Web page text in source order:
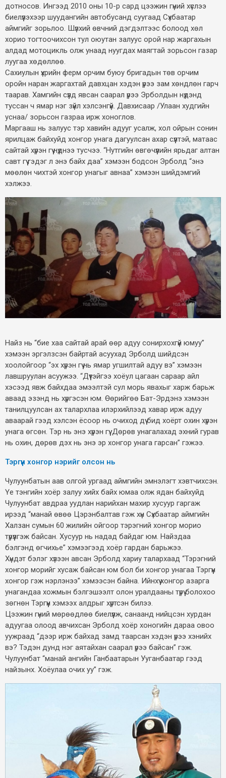
дотносов. Ингээд 2010 оны 10-р сард цээжин гүний хүслээ
биелүүлэхээр шуудангийн автобусанд суугаад Сүхбаатар
аймгийг зорьлоо. Шүлхий өвчний дэгдэлтээс болоод хөл
хорио тогтоочихсон тул оюутан залуус орой нар жаргахын
алдад мотоцикль олж унаад нуугдах маягтай зорьсон газар
луугаа хөдөллөө.
Сахиулын үхрийн ферм орчим буюу бригадын төв орчим
оройн наран жаргахтай давхцан хэдэн үрээ зам хөндлөн гарч
таарав. Хамгийн сүүлд явсан саарал үрээ Эрболдын нүдэнд
туссан ч ямар нэг зүйл хэлсэнгүй. Давхисаар /Улаан худгийн
уснаа/ зорьсон газраа ирж хоноглов.
Маргааш нь залуус тэр хавийн адууг усалж, хол ойрын сонин
ярилцаж байхуйд хонгор унага дагуулсан ахар сүүлтэй, матаас
сайтай хүрэн гүү нүднээ тусчээ. “Нутгийн өвгөчүүлийн ярьдаг алтан
савт гүү гэдэг л энэ байх даа” хэмээн бодсон Эрболд “энэ
мөөлөн чихтэй хонгор унагыг авнаа” хэмээн шийдэмгий
хэлжээ.
Найз нь “бие хаа сайтай арай өөр адуу сонирхохгүй юмуу”
хэмээн эргэлзсэн байртай асуухад Эрболд шийдсэн
хоолойгоор “эх хүрэн гүү нь ямар угшилтай адуу вэ” хэмээн
лавшруулан асуужээ. “Дүүтэйгээ хоёул цагаан сараар айл
хэсээд явж байхдаа эмээлтэй сул морь явахыг харж барьж
аваад эзэнд нь хүргэсэн юм. Өөрийгөө Бат-Эрдэнэ хэмээн
танилцуулсан ах талархлаа илэрхийлээд хавар ирж адуу
аваарай гээд хэлсэн ёсоор нь очиход дүү бид хоёрт охин хүрэн
унага өгсөн. Тэр нь энэ хүрэн гүү. Дөрөв унагалахад эхний гурав
нь охин, дөрөв дэх нь энэ эр хонгор унага гарсан” гэжээ.
Тэргүүн хонгор нэрийг олсон нь
Чулуунбатын аав олгой ургаад аймгийн эмнэлэгт хэвтчихсэн.
Үе тэнгийн хоёр залуу хийх байх юмаа олж ядан байхуйд
Чулуунбат авдраа уудлан нарийхан махир хусуур гаргаж
ирээд “манай өвөө Цэрэнбалтав гэж хүн Сүхбаатар аймгийн
Халзан сумын 60 жилийн ойгоор тэрэгний хонгор морио
түрүүлгэж байсан. Хусуур нь надад байдаг юм. Найздаа
бэлгэнд өгчихье” хэмээгээд хоёр гардан барьжээ.
Хүндэт бэлэг хүлээн авсан Эрболд хариу талархаад “Тэрэгний
хонгор морийг хусаж байсан юм бол би хонгор унагаа Тэргүүн
хонгор гэж нэрлэнээ” хэмээсэн байна. Ийнхүү хонгор азарга
унагандаа хожмын бэлгэшээлт олон уралдааны түрүү болохоо
зөгнөн Тэргүүн хэмээх алдрыг хүртсэн билээ.
Цээжин гүний мөрөөдлөө биелүүлж, санаанд нийцсэн хурдан
адуугаа олоод авчихсан Эрболд хоёр хоногийн дараа овоо
уужраад “дээр ирж байхад замд таарсан хэдэн үрээ хэнийх
вэ? Тэдэн дунд нэг аятайхан саарал үрээ байсан” гэж.
Чулуунбат “манай ангийн Ганбаатарын Ууганбаатар гээд
найзынх. Хоёулаа очих уу” гэж.